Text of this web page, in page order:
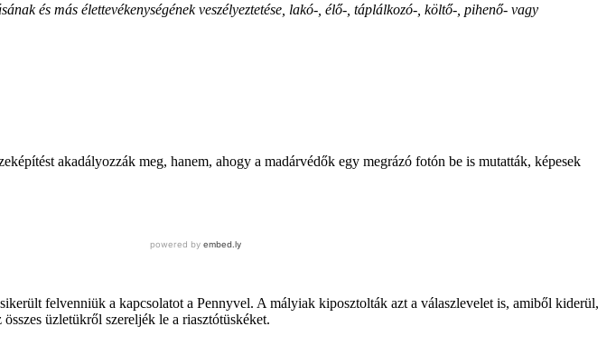
és más élettevékenységének veszélyeztetése, lakó-, élő-, táplálkozó-, költő-, pihenő- vagy
akadályozzák meg, hanem, ahogy a madárvédők egy megrázó fotón be is mutatták, képesek
felvenniük a kapcsolatot a Pennyvel. A mályiak kiposztolták azt a válaszlevelet is, amiből kiderül,
üzletükről szereljék le a riasztótüskéket.